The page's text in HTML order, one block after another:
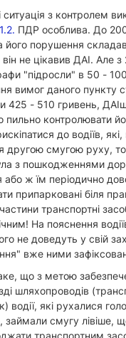
ситуація з контролем
ПДР особлива. До
його порушення
він не цікавив ДАІ. Але
"підросли" в 50 - 100
вимог даного пункту
425 - 510 гривень,
пильно контролювати
до водіїв,
другою смугою руху,
з пошкодженнями
або ж їм періодично
припарковані біля
частини транспортні
На пояснення
не доведуть у свій
вже ними
що з метою
шляхопроводів
водії, які рухалися
займали смугу лівіше,